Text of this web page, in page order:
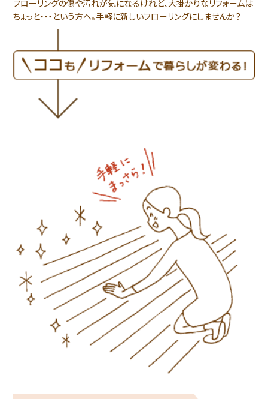
フローリングの傷や汚れが気になるけれど、大掛かりなリフォームは
ちょっと・・・という方へ。手軽に新しいフローリングにしませんか？